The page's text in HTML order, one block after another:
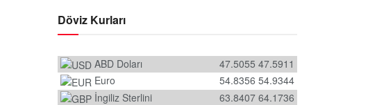
Döviz Kurları
ABD Doları 47.5911
47.5055
Euro
54.9344
54.8356
İngiliz Sterlini
64.1736
63.8407